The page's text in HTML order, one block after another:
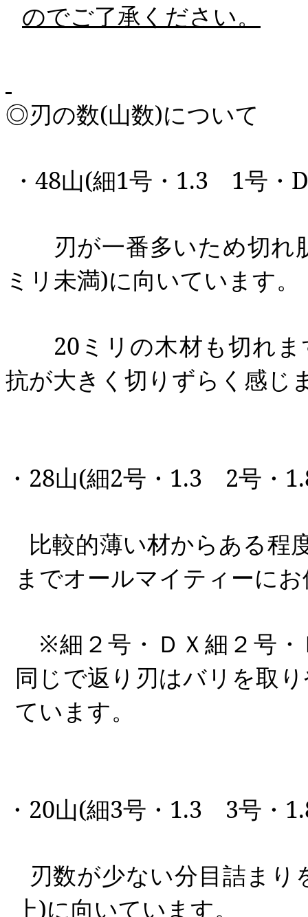
のでご了承ください。
◎刃の数(山数)について
・ 48山(細1号・ 1.3 1号・
刃が一番多いため切れ
ミリ未満)に向いています。
20 ミリの木材も切れ
抗が大きく切りずらく感じ
・ 28山(細2号・ 1.3 2号・
比較的薄い材からある程
までオールマイティーに
※細２号・ＤＸ細２号・
同じで返り刃はバリを取
ています。
・ 20山(細3号・ 1.3 3号・
刃数が少ない分目詰まり
上)に向いています。